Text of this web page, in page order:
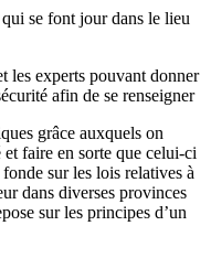
se font jour dans le lieu
les experts pouvant donner
afin de se renseigner
grâce auxquels on
faire en sorte que celui-ci
sur les lois relatives à
dans diverses provinces
sur les principes d’un